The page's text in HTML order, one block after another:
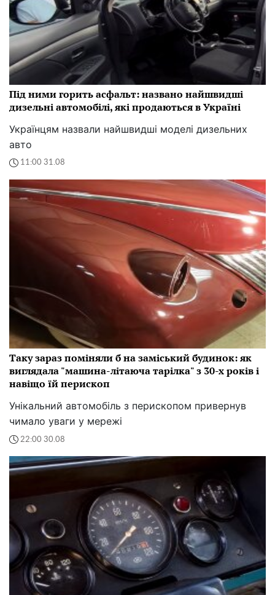
Під ними горить асфальт: названо найшвидші
дизельні автомобілі, які продаються в Україні
Українцям назвали найшвидші моделі дизельних
авто
11:00 31.08
Таку зараз поміняли б на заміський будинок: як
виглядала "машина-літаюча тарілка" з 30-х років і
навіщо їй перископ
Унікальний автомобіль з перископом привернув
чимало уваги у мережі
22:00 30.08